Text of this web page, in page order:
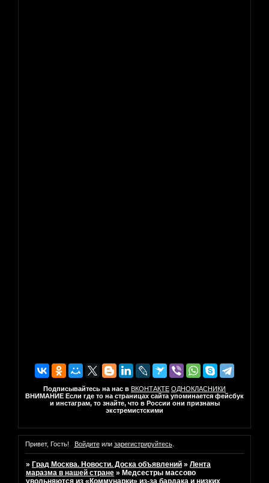
Подписывайтесь на нас в ВКОНТАКТЕ ОДНОКЛАСНИКИ
ВНИМАНИЕ Если где то на страницах сайта упоминается фейсбук
и инстаграм, то знайте, что в России они признаны
экстремистскими
Привет, Гость! Войдитеили зарегистрируйтесь.
» Град Москва. Новости. Доска объявлений »Лента
маразма в нашей стране » Медсестры массово